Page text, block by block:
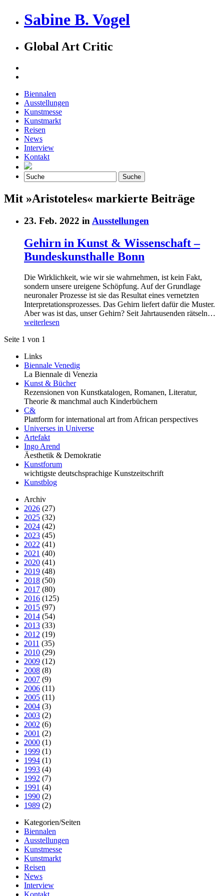
Sabine B. Vogel
Global Art Critic
Biennalen
Ausstellungen
Kunstmesse
Kunstmarkt
Reisen
News
Interview
Kontakt
Mit »Aristoteles« markierte Beiträge
23. Feb. 2022 in Ausstellungen
Gehirn in Kunst & Wissenschaft –
Bundeskunsthalle Bonn
Die Wirklichkeit, wie wir sie wahrnehmen, ist kein Fakt,
sondern unsere ureigene Schöpfung. Auf der Grundlage
neuronaler Prozesse ist sie das Resultat eines vernetzten
Interpretationsprozesses. Das Gehirn liefert dafür die Muster.
Aber was ist das, unser Gehirn? Seit Jahrtausenden rätseln…
weiterlesen
Seite 1 von 1
Links
Biennale Venedig
La Biennale di Venezia
Kunst & Bücher
Rezensionen von Kunstkatalogen, Romanen, Literatur,
Theorie & manchmal auch Kinderbüchern
C&
Plattform for international art from African perspectives
Universes in Universe
Artefakt
Ingo Arend
Äesthetik & Demokratie
Kunstforum
wichtigste deutschsprachige Kunstzeitschrift
Kunstblog
Archiv
2026 (27)
2025 (32)
2024 (42)
2023 (45)
2022 (41)
2021 (40)
2020 (41)
2019 (48)
2018 (50)
2017 (80)
2016 (125)
2015 (97)
2014 (54)
2013 (33)
2012 (19)
2011 (35)
2010 (29)
2009 (12)
2008 (8)
2007 (9)
2006 (11)
2005 (11)
2004 (3)
2003 (2)
2002 (6)
2001 (2)
2000 (1)
1999 (1)
1994 (1)
1993 (4)
1992 (7)
1991 (4)
1990 (2)
1989 (2)
Kategorien/Seiten
Biennalen
Ausstellungen
Kunstmesse
Kunstmarkt
Reisen
News
Interview